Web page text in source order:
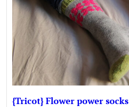
{Tricot} Flower power socks